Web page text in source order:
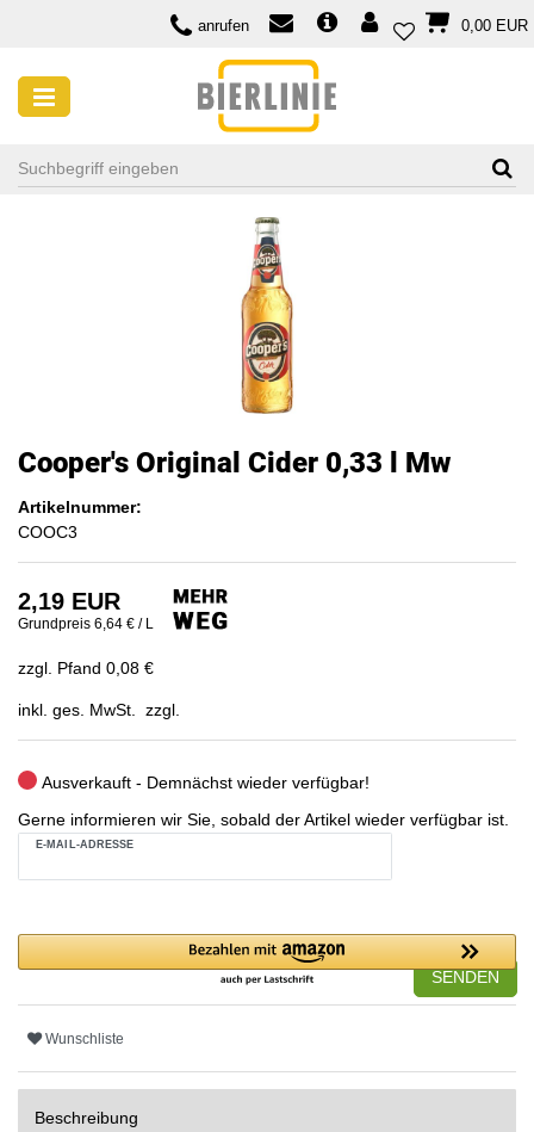
anrufen 0,00 EUR
Cooper's Original Cider 0,33 l Mw
Artikelnummer:
COOC3
2,19 EUR
Grundpreis 6,64 € / L
zzgl. Pfand 0,08 €
inkl. ges. MwSt. zzgl.
Ausverkauft - Demnächst wieder verfügbar!
Gerne informieren wir Sie, sobald der Artikel wieder verfügbar ist.
E-MAIL-ADRESSE
SENDEN
Wunschliste
Beschreibung